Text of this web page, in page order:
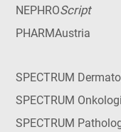
NEPHROScript
PHARMAustria
SPECTRUM
SPECTRUM
SPECTRUM